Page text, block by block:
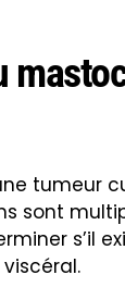
tumeur
sont
s’il